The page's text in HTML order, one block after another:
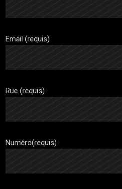
Email (requis)
Rue (requis)
Numéro(requis)